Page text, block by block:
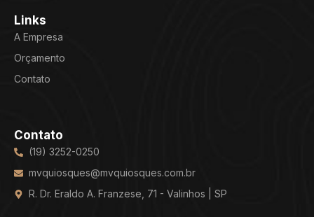
Links
A Empresa
Orçamento
Contato
Contato
(19) 3252-0250
mvquiosques@mvquiosques.com.br
R. Dr. Eraldo A. Franzese, 71 - Valinhos | SP